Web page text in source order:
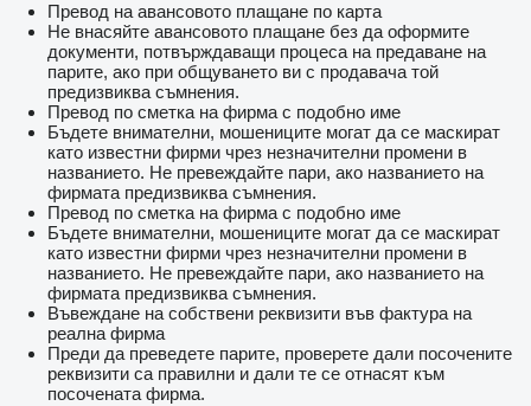
Превод на авансовото плащане по карта
Не внасяйте авансовото плащане без да оформите
документи, потвърждаващи процеса на предаване на
парите, ако при общуването ви с продавача той
предизвиква съмнения.
Превод по сметка на фирма с подобно име
Бъдете внимателни, мошениците могат да се маскират
като известни фирми чрез незначителни промени в
названието. Не превеждайте пари, ако названието на
фирмата предизвиква съмнения.
Превод по сметка на фирма с подобно име
Бъдете внимателни, мошениците могат да се маскират
като известни фирми чрез незначителни промени в
названието. Не превеждайте пари, ако названието на
фирмата предизвиква съмнения.
Въвеждане на собствени реквизити във фактура на
реална фирма
Преди да преведете парите, проверете дали посочените
реквизити са правилни и дали те се отнасят към
посочената фирма.